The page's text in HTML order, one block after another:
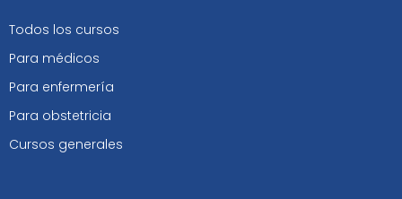
Todos los cursos
Para médicos
Para enfermería
Para obstetricia
Cursos generales